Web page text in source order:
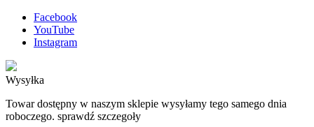
Facebook
YouTube
Instagram
Wysyłka
Towar dostępny w naszym sklepie wysyłamy tego samego dnia
roboczego. sprawdź szczegoły